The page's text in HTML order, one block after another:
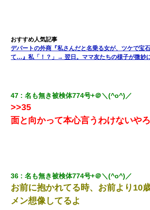
デパートの外商『私さんだと名乗る女が、ツケで宝
て…』私「！？」→ 翌日。ママ友たちの様子が微妙
47 名も無き被検体774号+＠＼(^o^)／
>>35
面と向かって本心言うわけないやろ
36 名も無き被検体774号+＠＼(^o^)／
お前に抱かれてる時、お前より10
メン想像してるよ